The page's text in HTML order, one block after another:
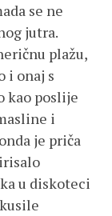
se ne
jutra.
plažu,
i onaj s
kao poslije
i
je priča
u diskoteci